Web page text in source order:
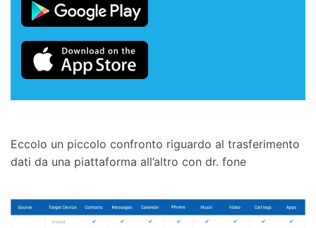
Eccolo un piccolo confronto riguardo al trasferimento
dati da una piattaforma all’altro con dr. fone